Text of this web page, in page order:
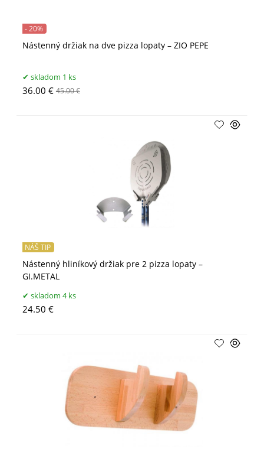
Nástenný držiak na dve pizza lopaty – ZIO PEPE
- 20%
skladom 1 ks
36.00 € 45.00 €
Nástenný hliníkový držiak pre 2 pizza lopaty –
GI.METAL
NÁŠ TIP
skladom 4 ks
24.50 €